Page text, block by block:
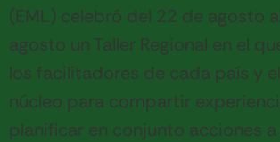
(EML) celebró del 22 de agosto
agosto un Taller Regional en el
los facilitadores de cada país y
núcleo para compartir
planificar en conjunto acciones a